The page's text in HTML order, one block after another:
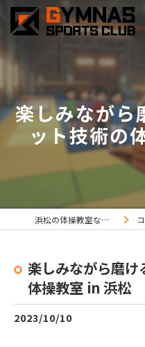
楽しみながら
ット技術の
浜松の体操教室ならジムナススポーツ コラム
楽しみながら磨け
体操教室 in 浜松
2023/10/10